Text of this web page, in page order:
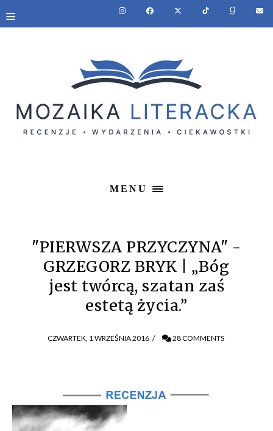
≡
MENU
"PIERWSZA PRZYCZYNA" -
GRZEGORZ BRYK | „Bóg
jest twórcą, szatan zaś
estetą życia.”
CZWARTEK, 1 WRZEŚNIA 2016 / 28 COMMENTS